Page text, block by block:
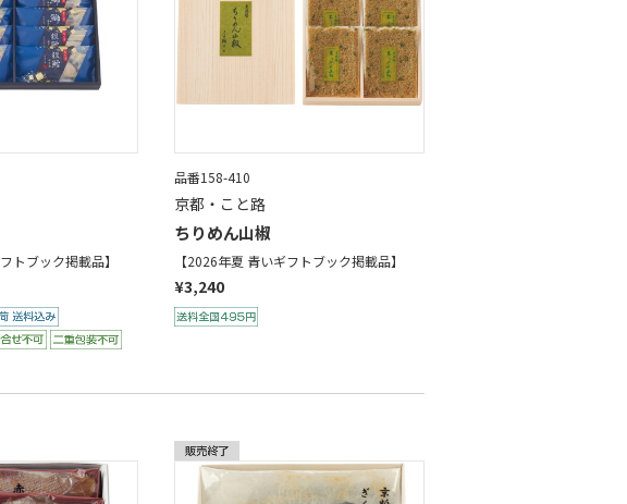
トブック掲載品】
品番158-410
京都・こと路
ちりめん山椒
【2026年夏 青いギフトブック掲載品】
¥3,240